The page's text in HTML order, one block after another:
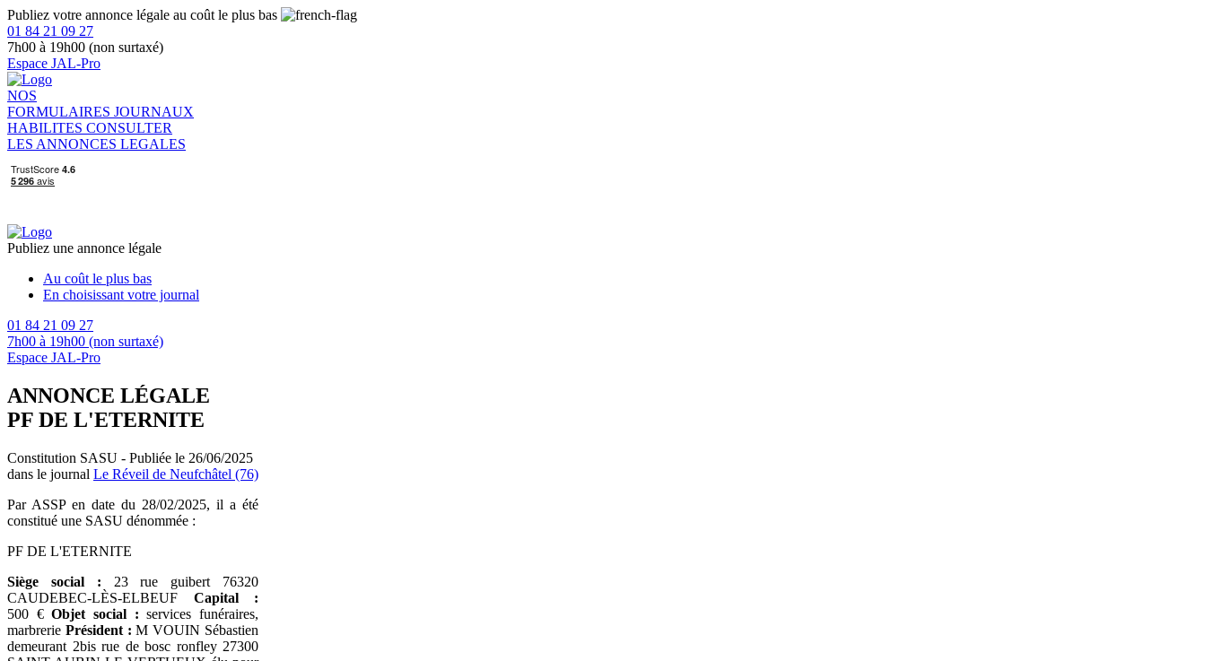
Publiez votre annonce légale au coût le plus bas
01 84 21 09 27
7h00 à 19h00 (non surtaxé)
Espace JAL-Pro
NOS
FORMULAIRES JOURNAUX
HABILITES CONSULTER
LES ANNONCES LEGALES
Publiez une annonce légale
Au coût le plus bas
En choisissant votre journal
01 84 21 09 27
7h00 à 19h00 (non surtaxé)
Espace JAL-Pro
ANNONCE LÉGALE
PF DE L'ETERNITE
Constitution SASU - Publiée le 26/06/2025
dans le journal Le Réveil de Neufchâtel (76)
Par ASSP en date du 28/02/2025, il a été
constitué une SASU dénommée :
PF DE L'ETERNITE
Siège social : 23 rue guibert 76320
CAUDEBEC-LÈS-ELBEUF Capital :
500 €Objet social : services funéraires,
marbrerie Président : M VOUIN Sébastien
demeurant 2bis rue de bosc ronfley 27300